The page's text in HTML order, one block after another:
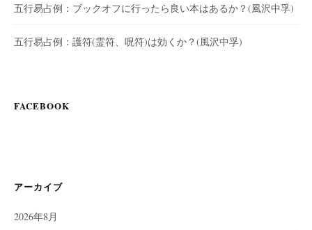
五行易占例：ブックオフに行ったら良い本はあるか？(風沢中孚)
五行易占例：護符(霊符、呪符)は効くか？(風沢中孚)
FACEBOOK
アーカイブ
2026年8月